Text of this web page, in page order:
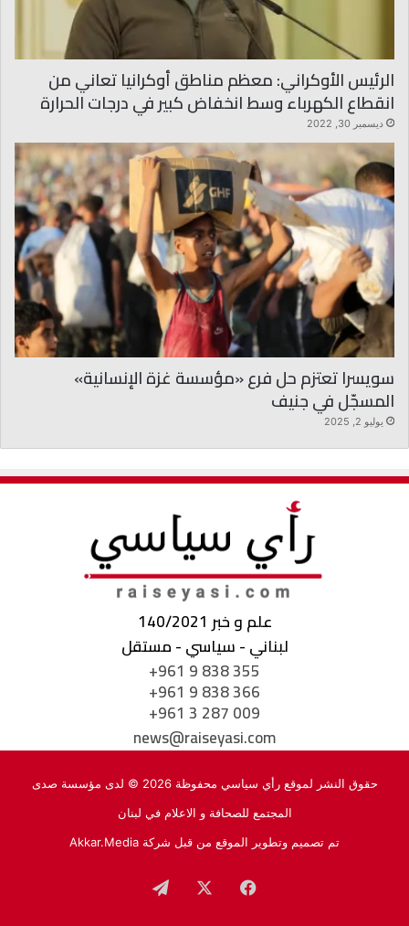
الرئيس الأوكراني: معظم مناطق أوكرانيا تعاني من
انقطاع الكهرباء وسط انخفاض كبير في درجات الحرارة
ديسمبر 30, 2022
سويسرا تعتزم حل فرع «مؤسسة غزة الإنسانية»
المسجّل في جنيف
يوليو 2, 2025
علم و خبر 140/2021
لبناني - سياسي - مستقل
+961 9 838 355
+961 9 838 366
+961 3 287 009
news@raiseyasi.com
حقوق النشر لموقع رأي سياسي محفوظة 2026 © لدى مؤسسة صدى
المجتمع للصحافة و الاعلام في لبنان
تم تصميم وتطوير الموقع من قبل شركة Akkar.Media
فيسبوك تيلقرام